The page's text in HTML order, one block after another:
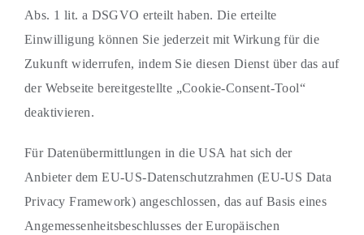
Abs. 1 lit. a DSGVO erteilt haben. Die erteilte
Einwilligung können Sie jederzeit mit Wirkung für die
Zukunft widerrufen, indem Sie diesen Dienst über das auf
der Webseite bereitgestellte „Cookie-Consent-Tool“
deaktivieren.
Für Datenübermittlungen in die USA hat sich der
Anbieter dem EU-US-Datenschutzrahmen (EU-US Data
Privacy Framework) angeschlossen, das auf Basis eines
Angemessenheitsbeschlusses der Europäischen